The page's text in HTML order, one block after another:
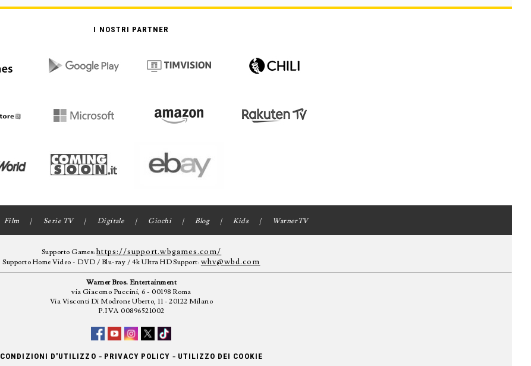
I NOSTRI PARTNER
Film Serie TV Digitale Giochi Blog Kids WarnerTV
Supporto Games:https://support.wbgames.com/
Supporto Home Video - DVD / Blu-ray / 4k Ultra HD Support:whv@wbd.com
Warner Bros. Entertainment
via Giacomo Puccini, 6 - 00198 Roma
Via Visconti Di Modrone Uberto, 11 - 20122 Milano
P.IVA 00896521002
CONDIZIONI D'UTILIZZO - PRIVACY POLICY - UTILIZZO DEI COOKIE